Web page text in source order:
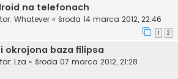
na telefonach
Whatever « środa 14 marca 2012, 22:46
1 2
okrojona baza filipsa
Lza « środa 07 marca 2012, 21:28